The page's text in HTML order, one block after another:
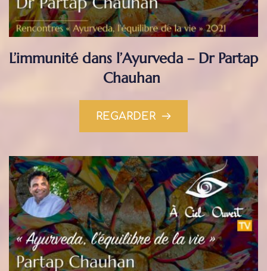
L’immunité dans l’Ayurveda – Dr Partap
Chauhan
REGARDER